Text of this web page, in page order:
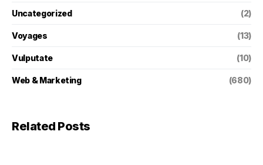
Uncategorized (2)
Voyages (13)
Vulputate (10)
Web & Marketing (680)
Related Posts